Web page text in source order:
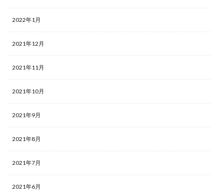
2022年1月
2021年12月
2021年11月
2021年10月
2021年9月
2021年8月
2021年7月
2021年6月